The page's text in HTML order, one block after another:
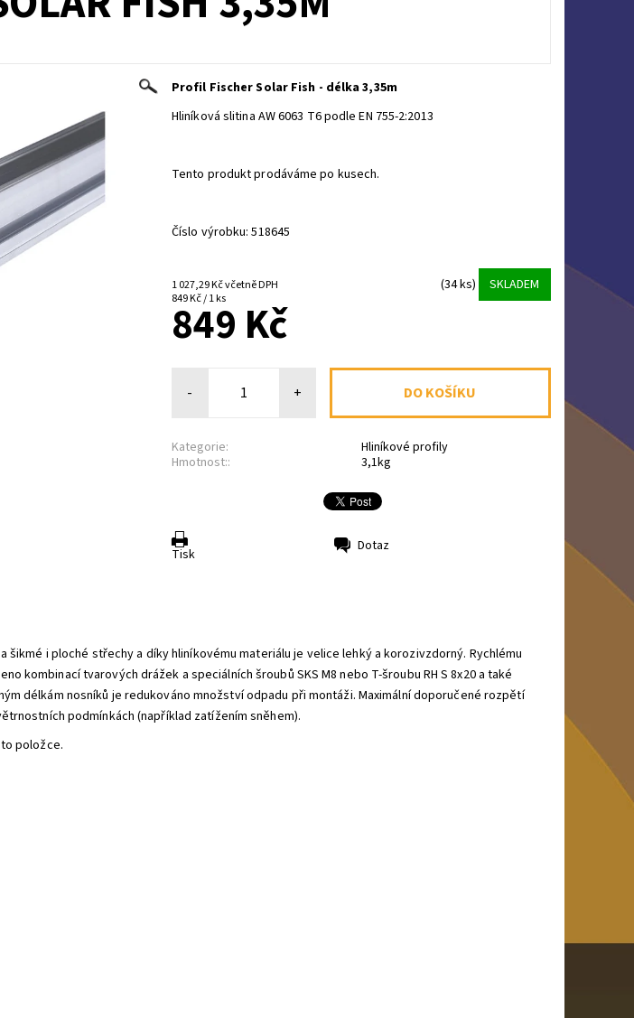
Profil Fischer Solar Fish - délka 3,35m
Hliníková slitina AW 6063 T6 podle EN 755-2:2013
Tento produkt prodáváme po kusech.
Číslo výrobku: 518645
1 027,29 Kč včetně DPH
849 Kč / 1 ks
(34 ks) SKLADEM
849 Kč
- +
Kategorie:
Hliníkové profily
Hmotnost::
3,1kg
Tisk Dotaz
šikmé i ploché střechy a díky hliníkovému materiálu je velice lehký a korozivzdorný. Rychlému
kombinací tvarových drážek a speciálních šroubů SKS M8 nebo T-šroubu RH S 8x20 a také
délkám nosníků je redukováno množství odpadu při montáži. Maximální doporučené rozpětí
podmínkách (například zatížením sněhem).
položce.